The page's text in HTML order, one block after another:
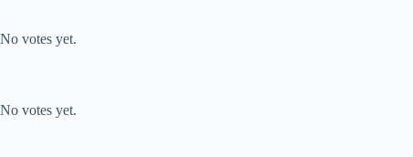
No votes yet.
No votes yet.